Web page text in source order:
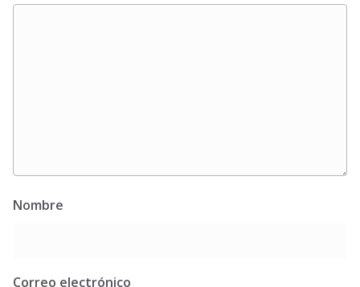
Nombre
Correo electrónico